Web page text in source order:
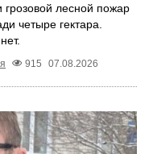
грозовой лесной пожар
четыре гектара.
915 07.08.2026